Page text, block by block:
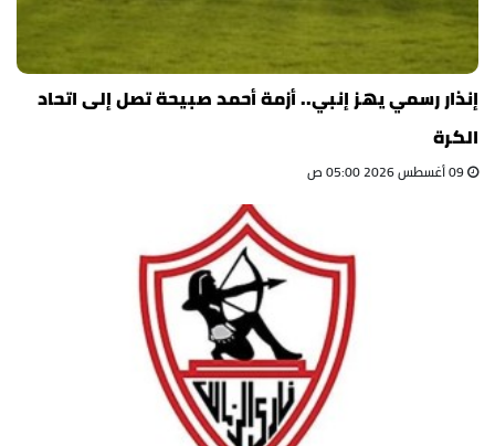
إنذار رسمي يهز إنبي.. أزمة أحمد صبيحة تصل إلى اتحاد
الكرة